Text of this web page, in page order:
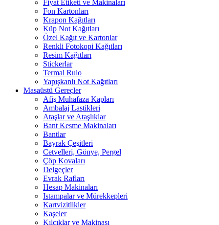
Fiyat Etiketi ve Makinaları
Fon Kartonları
Krapon Kağıtları
Küp Not Kağıtları
Özel Kağıt ve Kartonlar
Renkli Fotokopi Kağıtları
Resim Kağıtları
Stickerlar
Termal Rulo
Yapışkanlı Not Kağıtları
Masaüstü Gereçler
Afiş Muhafaza Kapları
Ambalaj Lastikleri
Ataşlar ve Ataşlıklar
Bant Kesme Makinaları
Bantlar
Bayrak Çeşitleri
Cetvelleri, Gönye, Pergel
Çöp Kovaları
Delgeçler
Evrak Rafları
Hesap Makinaları
Istampalar ve Mürekkepleri
Kartvizitlikler
Kaşeler
Kılçıklar ve Makinası